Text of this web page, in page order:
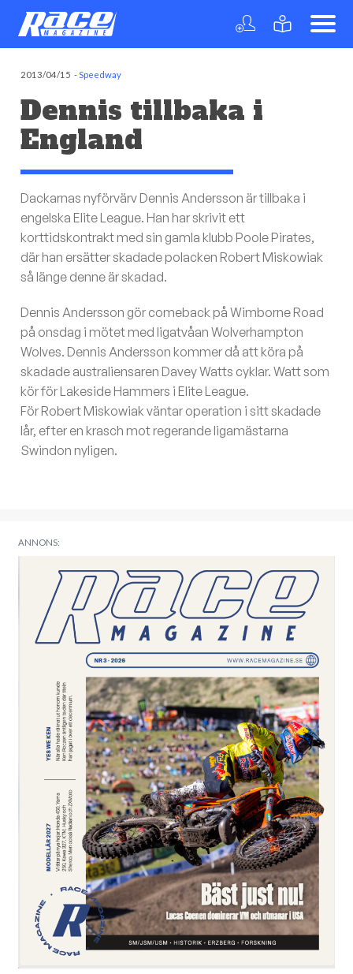
2013/04/15 -Speedway
Dennis tillbaka i
England
Dackarnas nyförvärv Dennis Andersson är tillbaka i
engelska Elite League. Han har skrivit ett
korttidskontrakt med sin gamla klubb Poole Pirates,
där han ersätter skadade polacken Robert Miskowiak
så länge denne är skadad.
Dennis Andersson gör comeback på Wimborne Road
på onsdag i mötet med ligatvåan Wolverhampton
Wolves. Dennis Andersson kommer då att köra på
skadade australiensaren Davey Watts cyklar. Watt som
kör för Lakeside Hammers i Elite League.
För Robert Miskowiak väntar operation i sitt skadade
lår, efter en krasch mot regerande ligamästarna
Swindon nyligen.
ANNONS: